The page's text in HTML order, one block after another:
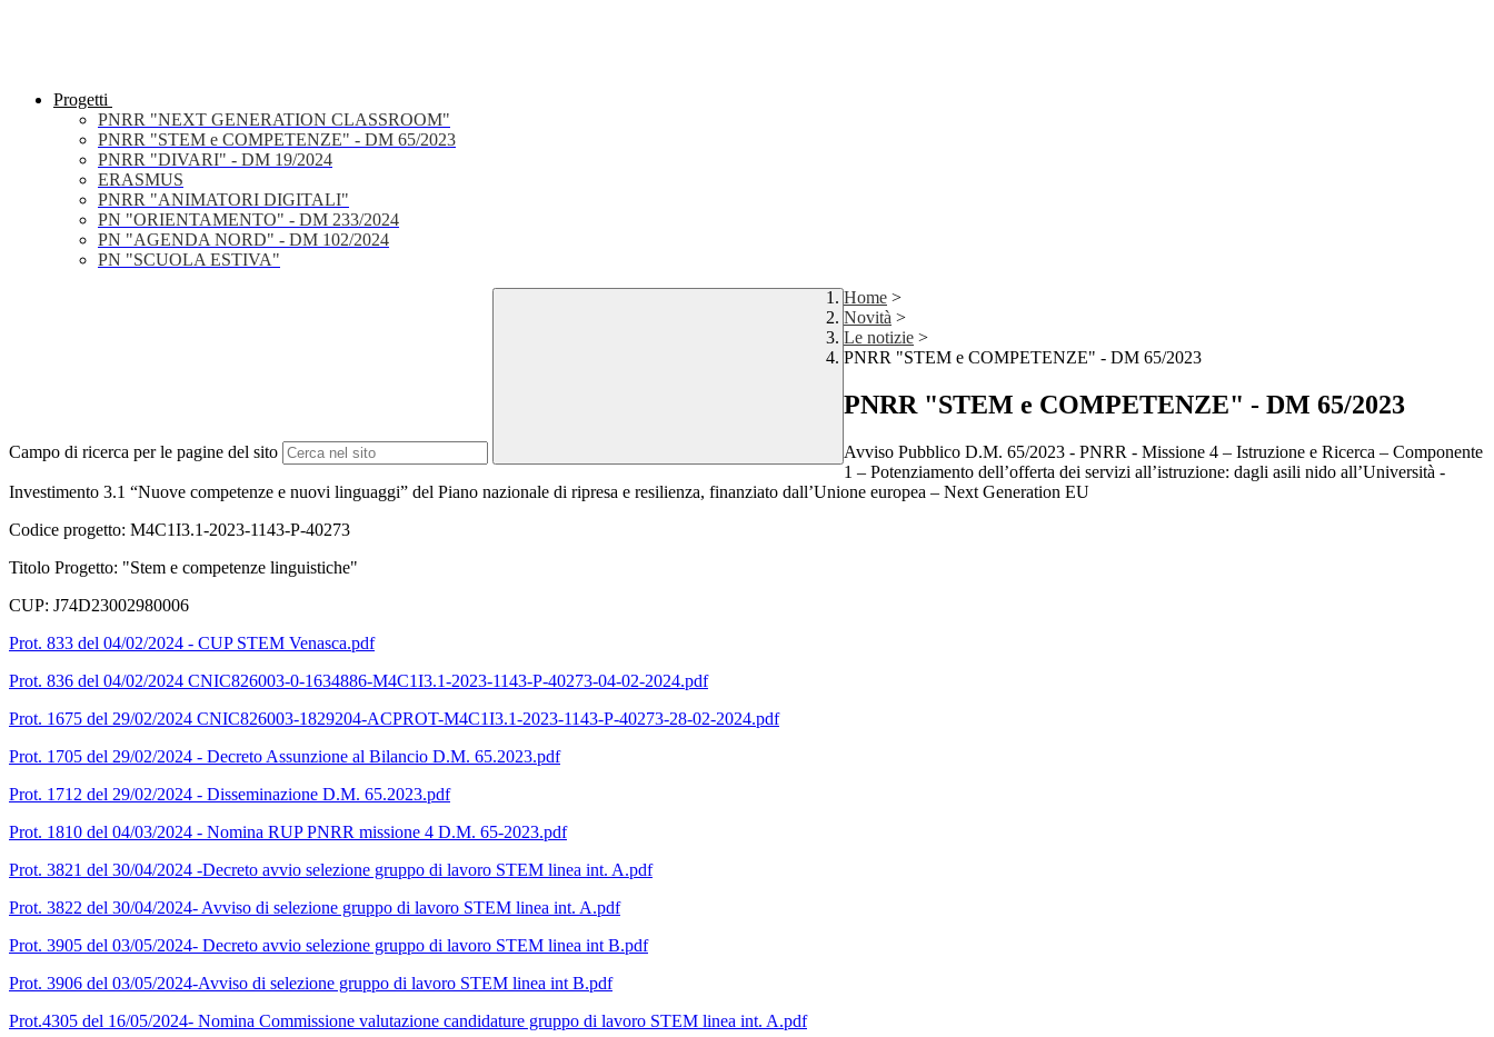
Progetti
PNRR "NEXT GENERATION CLASSROOM"
PNRR "STEM e COMPETENZE" - DM 65/2023
PNRR "DIVARI" - DM 19/2024
ERASMUS
PNRR "ANIMATORI DIGITALI"
PN "ORIENTAMENTO" - DM 233/2024
PN "AGENDA NORD" - DM 102/2024
PN "SCUOLA ESTIVA"
Campo di ricerca per le pagine del sito
Home >
Novità >
Le notizie >
PNRR "STEM e COMPETENZE" - DM 65/2023
PNRR "STEM e COMPETENZE" - DM 65/2023
Avviso Pubblico D.M. 65/2023 - PNRR - Missione 4 – Istruzione e Ricerca – Componente
1 – Potenziamento dell’offerta dei servizi all’istruzione: dagli asili nido all’Università -
Investimento 3.1 “Nuove competenze e nuovi linguaggi” del Piano nazionale di ripresa e resilienza, finanziato dall’Unione europea – Next Generation EU
Codice progetto: M4C1I3.1-2023-1143-P-40273
Titolo Progetto: "Stem e competenze linguistiche"
CUP: J74D23002980006
Prot. 833 del 04/02/2024 - CUP STEM Venasca.pdf
Prot. 836 del 04/02/2024 CNIC826003-0-1634886-M4C1I3.1-2023-1143-P-40273-04-02-2024.pdf
Prot. 1675 del 29/02/2024 CNIC826003-1829204-ACPROT-M4C1I3.1-2023-1143-P-40273-28-02-2024.pdf
Prot. 1705 del 29/02/2024 - Decreto Assunzione al Bilancio D.M. 65.2023.pdf
Prot. 1712 del 29/02/2024 - Disseminazione D.M. 65.2023.pdf
Prot. 1810 del 04/03/2024 - Nomina RUP PNRR missione 4 D.M. 65-2023.pdf
Prot. 3821 del 30/04/2024 -Decreto avvio selezione gruppo di lavoro STEM linea int. A.pdf
Prot. 3822 del 30/04/2024- Avviso di selezione gruppo di lavoro STEM linea int. A.pdf
Prot. 3905 del 03/05/2024- Decreto avvio selezione gruppo di lavoro STEM linea int B.pdf
Prot. 3906 del 03/05/2024-Avviso di selezione gruppo di lavoro STEM linea int B.pdf
Prot.4305 del 16/05/2024- Nomina Commissione valutazione candidature gruppo di lavoro STEM linea int. A.pdf